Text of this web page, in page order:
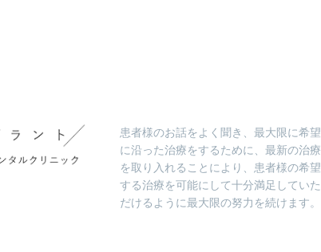
患者様のお話をよく聞き、最大限に希望
に沿った治療をするために、最新の治療
を取り入れることにより、患者様の希望
する治療を可能にして十分満足していた
だけるように最大限の努力を続けます。